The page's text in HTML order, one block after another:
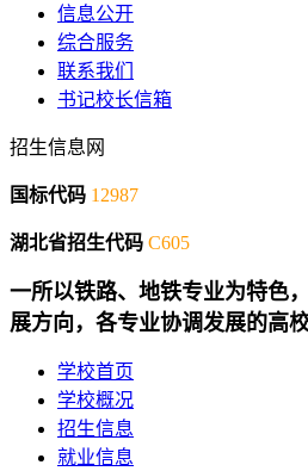
信息公开
综合服务
联系我们
书记校长信箱
招生信息网
国标代码 12987
湖北省招生代码 C605
一所以铁路、地铁专业为特色
展方向，各专业协调发展的高
学校首页
学校概况
招生信息
就业信息